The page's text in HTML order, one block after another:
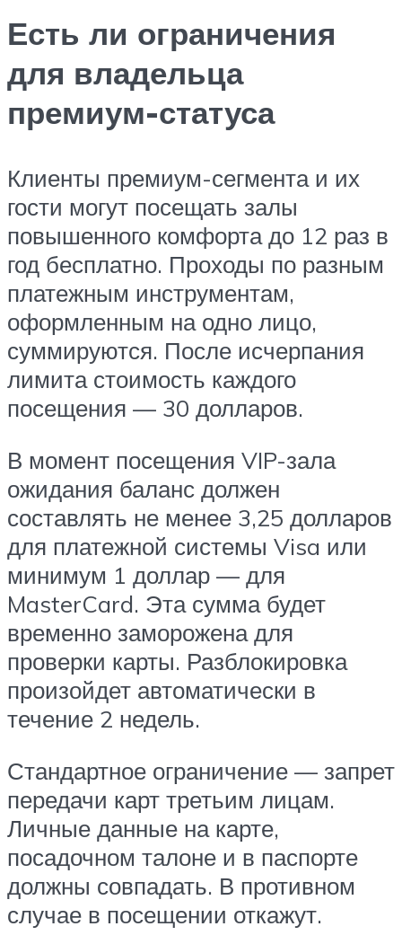
Есть ли ограничения
для владельца
премиум-статуса
Клиенты премиум-сегмента и их
гости могут посещать залы
повышенного комфорта до 12 раз в
год бесплатно. Проходы по разным
платежным инструментам,
оформленным на одно лицо,
суммируются. После исчерпания
лимита стоимость каждого
посещения — 30 долларов.
В момент посещения VIP-зала
ожидания баланс должен
составлять не менее 3,25 долларов
для платежной системы Visa или
минимум 1 доллар — для
MasterCard. Эта сумма будет
временно заморожена для
проверки карты. Разблокировка
произойдет автоматически в
течение 2 недель.
Стандартное ограничение — запрет
передачи карт третьим лицам.
Личные данные на карте,
посадочном талоне и в паспорте
должны совпадать. В противном
случае в посещении откажут.